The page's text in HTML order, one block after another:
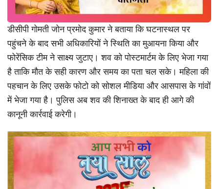
डीसीपी गोमती जोन प्रमोद कुमार ने बताया कि घटनास्थल पर
पहुंचने के बाद सभी अधिकारियों ने स्थिति का मुआयना किया और
फोरेंसिक टीम ने साक्ष्य जुटाए। शव को पोस्टमार्टम के लिए भेजा गया
है ताकि मौत के सही कारण और समय का पता चल सके। महिला की
पहचान के लिए उसके फोटो को सोशल मीडिया और आसपास के गांवों
में भेजा गया है। पुलिस अब शव की शिनाख्त के बाद ही आगे की
कानूनी कार्रवाई करेगी।